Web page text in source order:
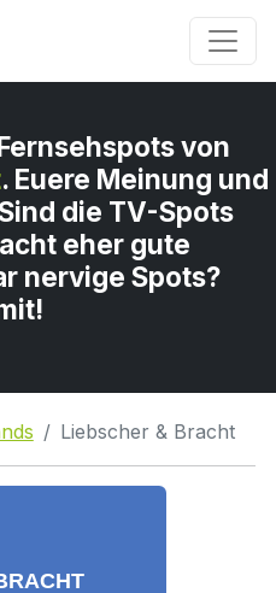
von
. Euere Meinung und
die TV-Spots
eher gute
nervige Spots?
Liebscher & Bracht